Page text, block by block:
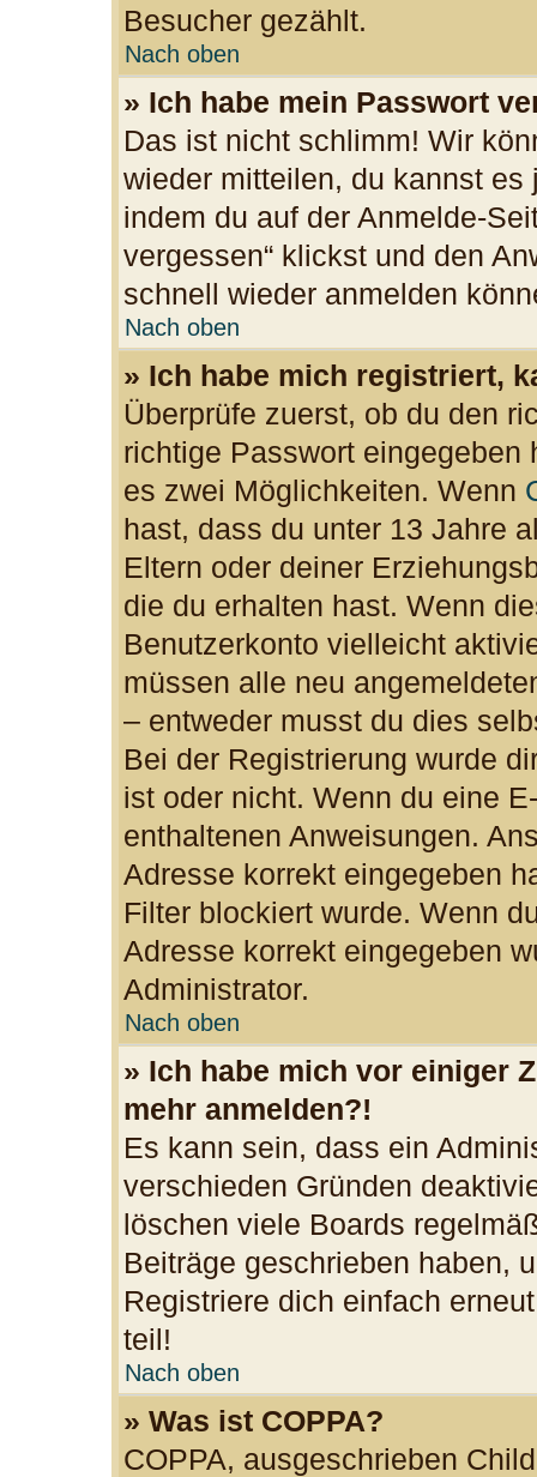
Besucher gezählt.
Nach oben
» Ich habe mein Passwort
Das ist nicht schlimm! Wir
wieder mitteilen, du kannst
indem du auf der Anmelde-
vergessen“ klickst und den
schnell wieder anmelden
Nach oben
» Ich habe mich registriert,
Überprüfe zuerst, ob du den
richtige Passwort
es zwei Möglichkeiten. Wenn
hast, dass du unter 13 Jahre
Eltern oder deiner
die du erhalten hast. Wenn
Benutzerkonto vielleicht
müssen alle neu
– entweder musst du dies
Bei der Registrierung wurde
ist oder nicht. Wenn du eine
enthaltenen Anweisungen.
Adresse korrekt eingegeben
Filter blockiert wurde. Wenn
Adresse korrekt eingegeben
Administrator.
Nach oben
» Ich habe mich vor einiger
mehr anmelden?!
Es kann sein, dass ein
verschieden Gründen
löschen viele Boards
Beiträge geschrieben haben,
Registriere dich einfach
teil!
Nach oben
» Was ist COPPA?
COPPA, ausgeschrieben